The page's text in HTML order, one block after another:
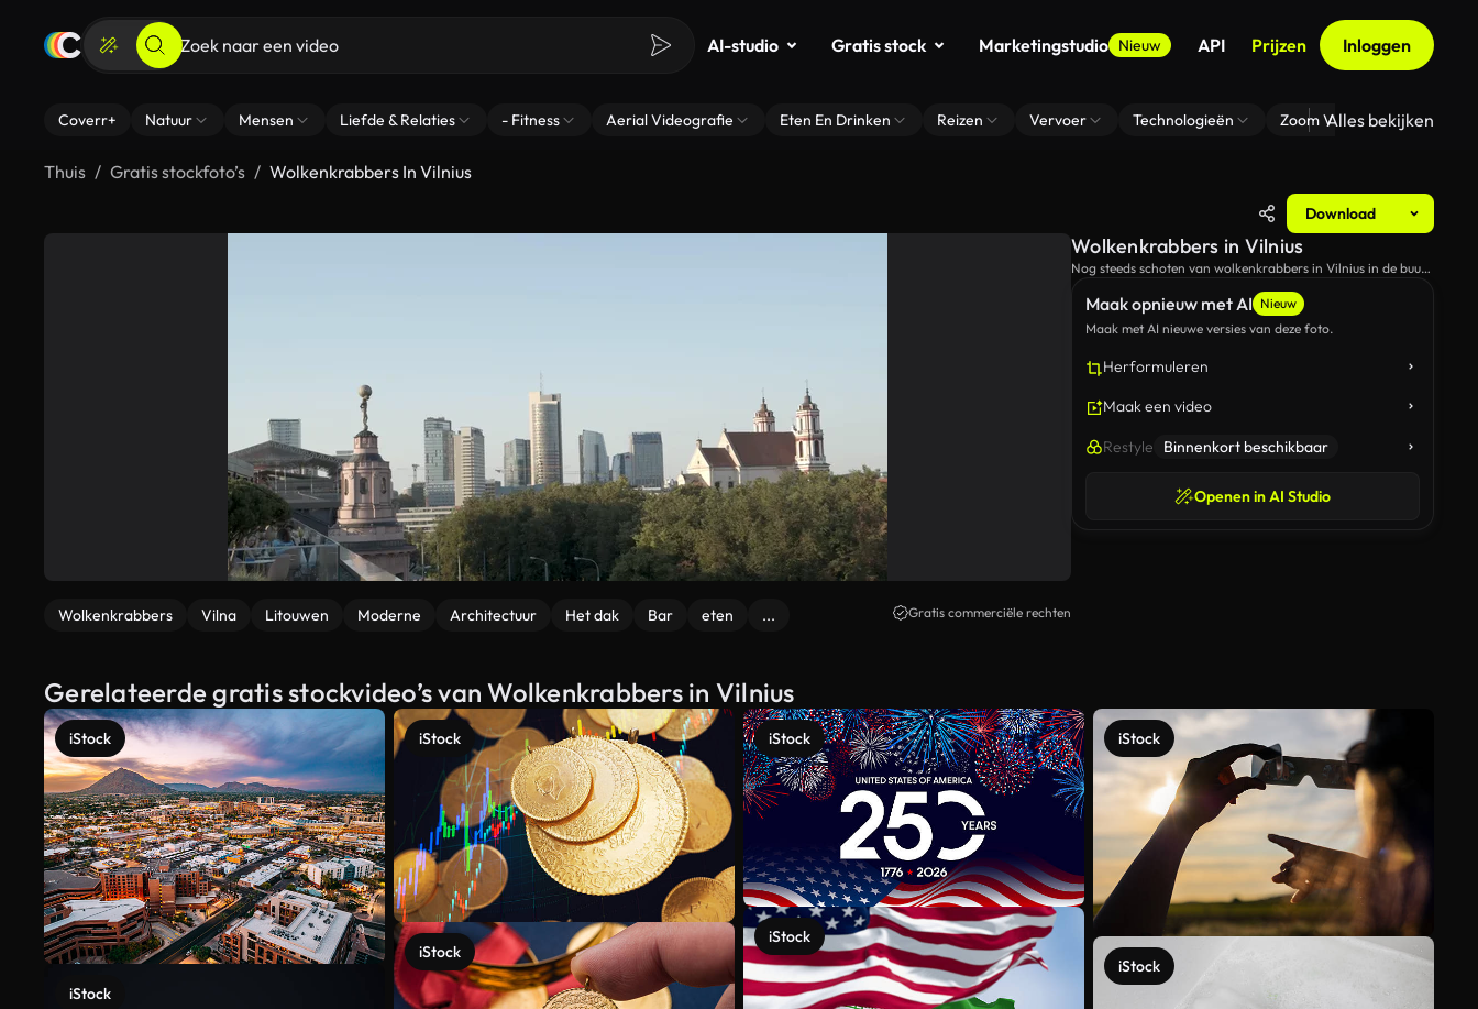
AI-studio Gratis stock Marketingstudio Nieuw API Prijzen Inloggen
Coverr+ Natuur Mensen Liefde & Relaties - Fitness Aerial Videografie Eten En Drinken Reizen Vervoer Technologieën Zoom Virtuele
Alles bekijken
Thuis Gratis stockfoto’s Wolkenkrabbers In Vilnius
Download
Wolkenkrabbers Vilna Litouwen Moderne Architectuur Het dak Bar eten ... Gratis commerciële rechten
Maak opnieuw met AI Nieuw
Maak met AI nieuwe versies van deze foto.
Herformuleren
Maak een video
Restyle Binnenkort beschikbaar
Openen in AI Studio
Wolkenkrabbers in Vilnius
Nog steeds schoten van wolkenkrabbers in Vilnius in de buurt
Gerelateerde gratis stockvideo’s van Wolkenkrabbers in Vilnius
iStock
iStock
iStock
iStock
iStock
iStock
iStock
iStock